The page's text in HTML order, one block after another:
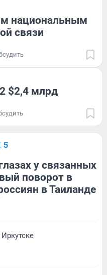
национальным
связи
$2,4 млрд
5
у связанных
поворот в
в Таиланде